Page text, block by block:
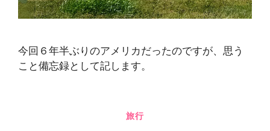
今回６年半ぶりのアメリカだったのですが、思う
こと備忘録として記します。
旅行